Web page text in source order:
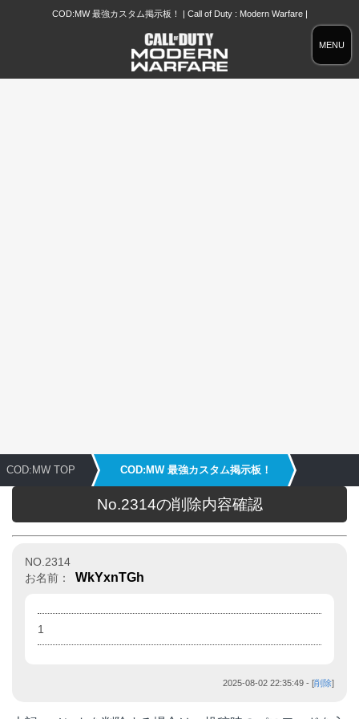
MENU
COD:MW 最強カスタム掲示板！ | Call of Duty : Modern Warfare |
COD:MW TOP COD:MW 最強カスタム掲示板！
No.2314の削除内容確認
NO.2314
お名前：
WkYxnTGh
1
2025-08-02 22:35:49 - [削除]